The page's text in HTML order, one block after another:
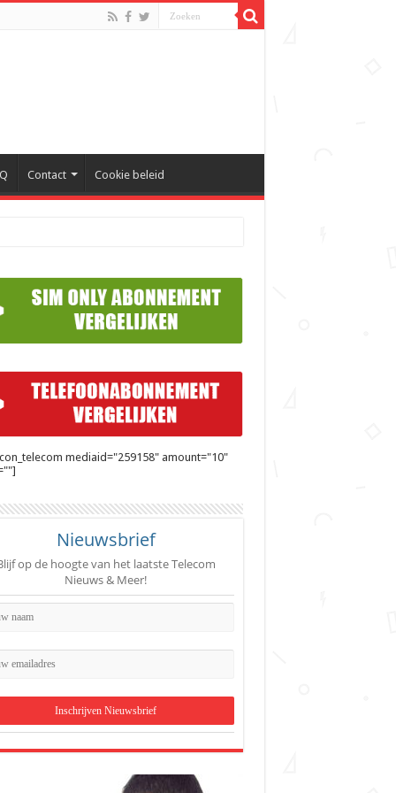
Contact Cookie beleid
mediaid="259158" amount="10"
Nieuwsbrief
op de hoogte van het laatste Telecom
Nieuws & Meer!